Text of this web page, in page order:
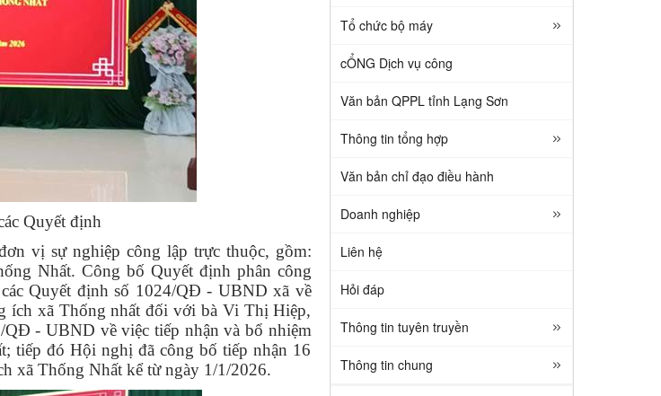
Quyết định
vị sự nghiệp công lập trực thuộc, gồm:
Nhất. Công bố Quyết định phân công
Quyết định số 1024/QĐ - UBND xã về
ích xã Thống nhất đối với bà Vi Thị Hiệp,
- UBND về việc tiếp nhận và bổ nhiệm
tiếp đó Hội nghị đã công bố tiếp nhận 16
xã Thống Nhất kể từ ngày 1/1/2026.
Tổ chức bộ máy
cỔNG Dịch vụ công
Văn bản QPPL tỉnh Lạng Sơn
Thông tin tổng hợp
Văn bản chỉ đạo điều hành
Doanh nghiệp
Liên hệ
Hỏi đáp
Thông tin tuyên truyền
Thông tin chung